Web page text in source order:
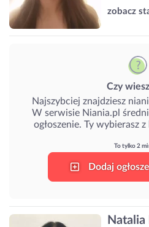
zobacz
Czy
Najszybciej znajdziesz
W serwisie Niania.pl
ogłoszenie. Ty wybierasz
To tylko 2
Dodaj
Natalia